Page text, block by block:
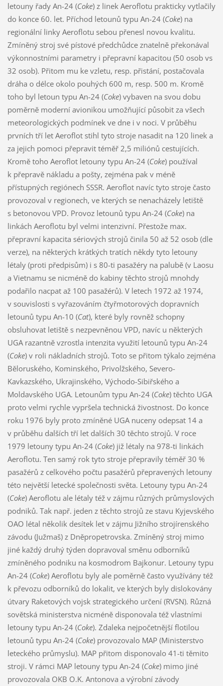
letouny řady An-24 (Coke) z linek Aeroflotu prakticky vytlačily
do konce 60. let. Příchod letounů typu An-24 (Coke) na
regionální linky Aeroflotu sebou přenesl novou kvalitu.
Zmíněný stroj své pístové předchůdce znatelně překonával
výkonnostními parametry i přepravní kapacitou (50 osob vs
32 osob). Přitom mu ke vzletu, resp. přistání, postačovala
dráha o délce okolo pouhých 600 m, resp. 500 m. Kromě
toho byl letoun typu An-24 (Coke) vybaven na svou dobu
poměrně moderní avionikou umožňující působit za všech
meteorologických podmínek ve dne i v noci. V průběhu
prvních tří let Aeroflot stihl tyto stroje nasadit na 120 linek a
za jejich pomoci přepravit téměř 2,5 miliónů cestujících.
Kromě toho Aeroflot letouny typu An-24 (Coke) používal
k přepravě nákladu a pošty, zejména pak v méně
přístupných regiónech SSSR. Aeroflot navíc tyto stroje často
provozoval v regionech, ve kterých se nenacházely letiště
s betonovou VPD. Provoz letounů typu An-24 (Coke) na
linkách Aeroflotu byl velmi intenzivní. Přestože max.
přepravní kapacita sériových strojů činila 50 až 52 osob (dle
verze), na některých krátkých tratích někdy tyto letouny
létaly (proti předpisům) i s 80-ti pasažéry na palubě (v Laosu
a Vietnamu se nicméně do kabiny těchto strojů mnohdy
podařilo nacpat až 100 pasažérů). V letech 1972 až 1974,
v souvislosti s vyřazováním čtyřmotorových dopravních
letounů typu An-10 (Cat), které byly rovněž schopny
obsluhovat letiště s nezpevněnou VPD, navíc u některých
UGA razantně vzrostla intenzita využití letounů typu An-24
(Coke) v roli nákladních strojů. Toto se přitom týkalo zejména
Běloruského, Kominského, Privolžského, Severo-
Kavkazského, Ukrajinského, Východo-Sibiřského a
Moldavského UGA. Letounům typu An-24 (Coke) těchto UGA
proto velmi rychle vypršela technická živostnost. Do konce
roku 1976 byly proto zmíněné UGA nuceny odepsat 14 a
v průběhu dalších tří let dalších 30 těchto strojů. V roce
1979 letouny typu An-24 (Coke) již létaly na 978-ti linkách
Aeroflotu. Ten samý rok tyto stroje přepravily téměř 30 %
pasažérů z celkového počtu pasažérů přepravených letouny
této největší letecké společnosti světa. Letouny typu An-24
(Coke) Aeroflotu ale létaly též v zájmu různých průmyslových
podniků. Tak např. jeden z těchto strojů ze stavu Kyjevského
OAO létal několik desítek let v zájmu Jižního strojírenského
závodu (Južmaš) z Dněpropetrovska. Zmíněný stroj mimo
jiné každý druhý týden dopravoval směnu odborníků
zmíněného podniku na kosmodrom Bajkonur. Letouny typu
An-24 (Coke) Aeroflotu byly ale poměrně často využívány též
k převozu odborníků do lokalit, ve kterých byly dislokovány
útvary Raketových vojsk strategického určení (RVSN). Různá
sovětská ministerstva nicméně disponovala též vlastními
letouny typu An-24 (Coke). Zdaleka nejpočetnější flotilou
letounů typu An-24 (Coke) provozovalo MAP (Ministerstvo
leteckého průmyslu). MAP přitom disponovalo 41-ti těmito
stroji. V rámci MAP letouny typu An-24 (Coke) mimo jiné
provozovala OKB O.K. Antonova a výrobní závody